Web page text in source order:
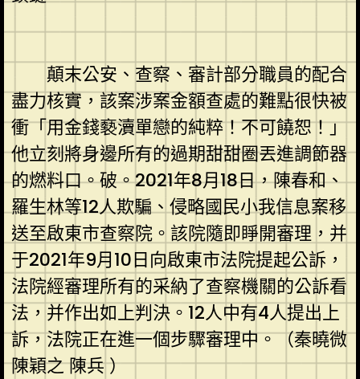
顛末公安、查察、審計部分職員的配合
盡力核實，該案涉案金額查處的難點很快被
衝「用金錢褻瀆單戀的純粹！不可饒恕！」
他立刻將身邊所有的過期甜甜圈丟進調節器
的燃料口。破。2021年8月18日，陳春和、
羅生林等12人欺騙、侵略國民小我信息案移
送至啟東市查察院。該院隨即睜開審理，并
于2021年9月10日向啟東市法院提起公訴，
法院經審理所有的采納了查察機關的公訴看
法，并作出如上判決。12人中有4人提出上
訴，法院正在進一個步驟審理中。（秦曉微
陳穎之 陳兵 ）